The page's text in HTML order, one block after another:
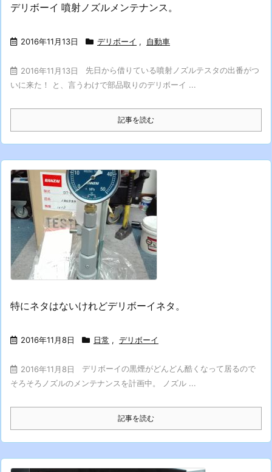
デリボーイ 噴射ノズルメンテナンス。
2016年11月13日 デリボーイ , 自動車
2016年11月13日
先日から借りている噴射ノズルテスタの出番がつ
いに来た！ と、言うわけで部品取りのデリボーイ ...
記事を読む
特にネタはないけれどデリボーイネタ。
2016年11月8日 日常 , デリボーイ
2016年11月8日
デリボーイの黒煙がどんどん酷くなって居るので
そろそろノズルのメンテナンスを計画中。 ノズル ...
記事を読む